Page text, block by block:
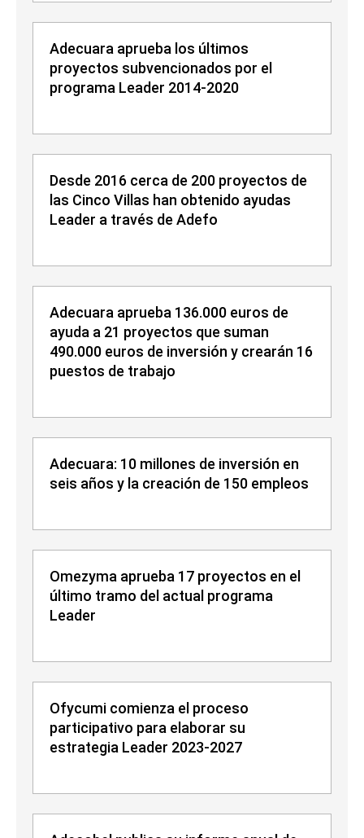
Adecuara aprueba los últimos
proyectos subvencionados por el
programa Leader 2014-2020
Desde 2016 cerca de 200 proyectos de
las Cinco Villas han obtenido ayudas
Leader a través de Adefo
Adecuara aprueba 136.000 euros de
ayuda a 21 proyectos que suman
490.000 euros de inversión y crearán 16
puestos de trabajo
Adecuara: 10 millones de inversión en
seis años y la creación de 150 empleos
Omezyma aprueba 17 proyectos en el
último tramo del actual programa
Leader
Ofycumi comienza el proceso
participativo para elaborar su
estrategia Leader 2023-2027